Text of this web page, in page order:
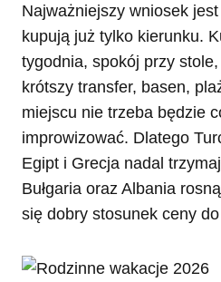
Najważniejszy wniosek
kupują już tylko kierunku.
tygodnia, spokój przy
krótszy transfer, basen,
miejscu nie trzeba będzie
improwizować. Dlatego
Egipt i Grecja nadal
Bułgaria oraz Albania
się dobry stosunek ceny